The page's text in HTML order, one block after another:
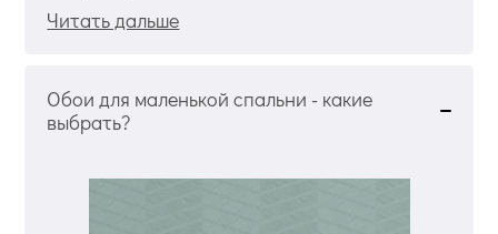
Читать дальше
Обои для маленькой спальни - какие
выбрать?